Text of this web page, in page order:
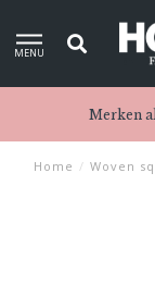
MENU
Merken
Home / Woven